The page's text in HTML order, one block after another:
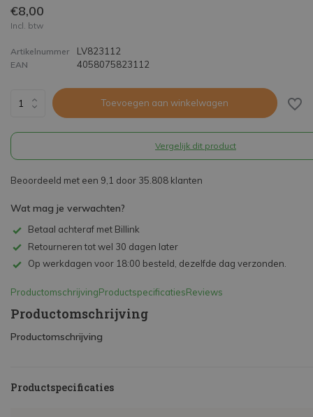
€8,00
Incl. btw
Artikelnummer LV823112
EAN 4058075823112
Toevoegen aan winkelwagen
Vergelijk dit product
Beoordeeld met een 9,1 door 35.808 klanten
Wat mag je verwachten?
Betaal achteraf met Billink
Retourneren tot wel 30 dagen later
Op werkdagen voor 18:00 besteld, dezelfde dag verzonden.
ProductomschrijvingProductspecificatiesReviews
Productomschrijving
Productomschrijving
Productspecificaties